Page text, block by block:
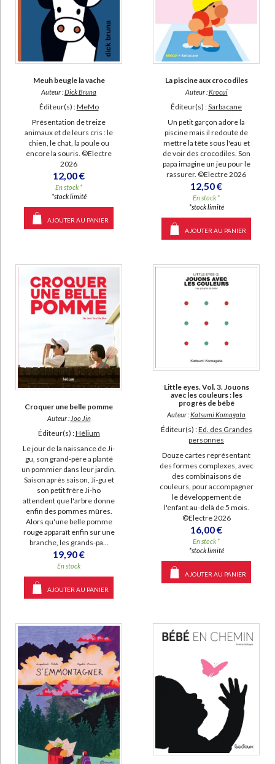
Meuh beugle la vache
Auteur :Dick Bruna
Éditeur(s) :MeMo
Présentation de treize
animaux et de leurs cris : le
chien, le chat, la poule ou
encore la souris. ©Electre
2026
12,00 €
En stock *
*stock limité
AJOUTER AU PANIER
La piscine aux crocodiles
Auteur :Krocui
Éditeur(s) :Sarbacane
Un petit garçon adore la
piscine mais il redoute de
mettre la tête sous l'eau et
de voir des crocodiles. Son
papa imagine un jeu pour le
rassurer. ©Electre 2026
12,50 €
En stock *
*stock limité
AJOUTER AU PANIER
Croquer une belle pomme
Auteur : Joo Jin
Éditeur(s) :Hélium
Le jour de la naissance de Ji-
gu, son grand-père a planté
un pommier dans leur jardin.
Saison après saison, Ji-gu et
son petit frère Ji-ho
attendent que l'arbre donne
enfin des pommes mûres.
Alors qu'une belle pomme
rouge apparaît enfin sur une
branche, les grands-pa...
19,90 €
En stock
AJOUTER AU PANIER
Little eyes. Vol. 3. Jouons
avec les couleurs : les
progrès de bébé
Auteur :Katsumi Komagata
Éditeur(s) :Ed. des Grandes
personnes
Douze cartes représentant
des formes complexes, avec
des combinaisons de
couleurs, pour accompagner
le développement de
l'enfant au-delà de 5 mois.
©Electre 2026
16,00 €
En stock *
*stock limité
AJOUTER AU PANIER